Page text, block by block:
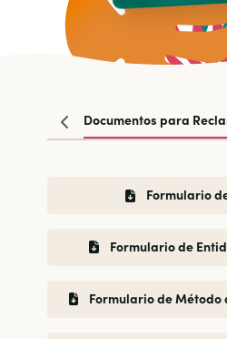
Documentos para
Formulario
Formulario de
Formulario de Método